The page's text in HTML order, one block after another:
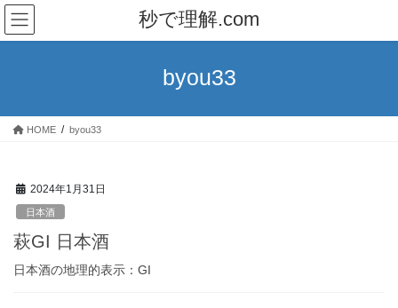
コ
ン
テ
ス
ナ
ビ
ゲ
ン
秒で理解.com
byou33
HOME byou33
2024年1月31日
日本酒
萩GI 日本酒
日本酒の地理的表示：GI